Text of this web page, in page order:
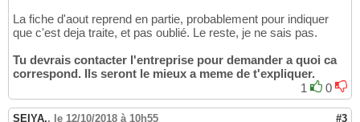
La fiche d'aout reprend en partie, probablement pour indiquer
que c'est deja traite, et pas oublié. Le reste, je ne sais pas.
Tu devrais contacter l'entreprise pour demander a quoi ca
correspond. Ils seront le mieux a meme de t'expliquer.
1
0
SEIYA., le 12/10/2018 à 10h55 #3